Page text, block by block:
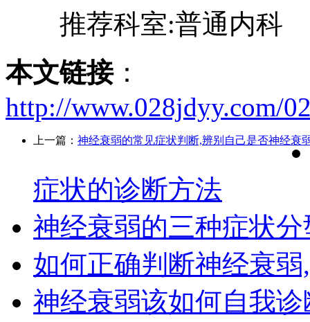
推荐科室:普通内科
本文链接：
http://www.028jdyy.com/
上一篇： 神经衰弱的常见症状判断,辨别自己是否神经衰
症状的诊断方法
神经衰弱的三种症状
如何正确判断神经衰
神经衰弱该如何自我